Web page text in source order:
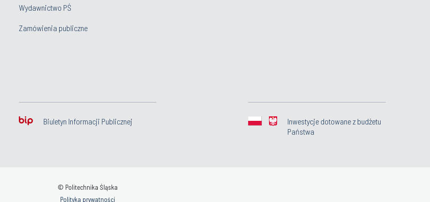
Wydawnictwo PŚ
Zamówienia publiczne
Biuletyn Informacji Publicznej
Inwestycje dotowane z budżetu
Państwa
© Politechnika Śląska
Polityka prywatności